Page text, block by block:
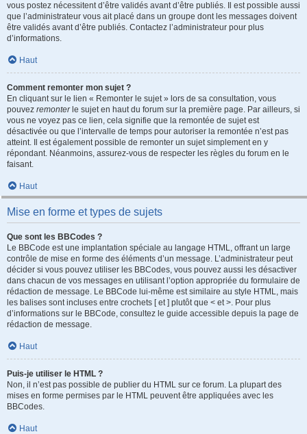
vous postez nécessitent d’être validés avant d’être publiés. Il est possible aussi
que l’administrateur vous ait placé dans un groupe dont les messages doivent
être validés avant d’être publiés. Contactez l’administrateur pour plus
d’informations.
Haut
Comment remonter mon sujet ?
En cliquant sur le lien « Remonter le sujet » lors de sa consultation, vous
pouvez remonterle sujet en haut du forum sur la première page. Par ailleurs, si
vous ne voyez pas ce lien, cela signifie que la remontée de sujet est
désactivée ou que l’intervalle de temps pour autoriser la remontée n’est pas
atteint. Il est également possible de remonter un sujet simplement en y
répondant. Néanmoins, assurez-vous de respecter les règles du forum en le
faisant.
Haut
Mise en forme et types de sujets
Que sont les BBCodes ?
Le BBCode est une implantation spéciale au langage HTML, offrant un large
contrôle de mise en forme des éléments d’un message. L’administrateur peut
décider si vous pouvez utiliser les BBCodes, vous pouvez aussi les désactiver
dans chacun de vos messages en utilisant l’option appropriée du formulaire de
rédaction de message. Le BBCode lui-même est similaire au style HTML, mais
les balises sont incluses entre crochets [ et ] plutôt que < et >. Pour plus
d’informations sur le BBCode, consultez le guide accessible depuis la page de
rédaction de message.
Haut
Puis-je utiliser le HTML ?
Non, il n’est pas possible de publier du HTML sur ce forum. La plupart des
mises en forme permises par le HTML peuvent être appliquées avec les
BBCodes.
Haut